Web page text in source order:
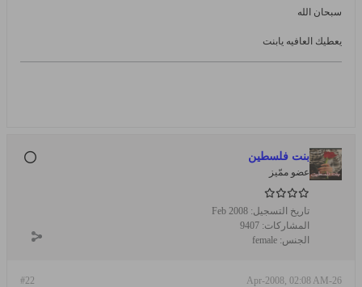
سبحان الله
يعطيك العافيه يابنت
بنت فلسطين
عضو ممّيز
تاريخ التسجيل: Feb 2008
المشاركات: 9407
الجنس: female
#22 26-Apr-2008, 02:08 AM